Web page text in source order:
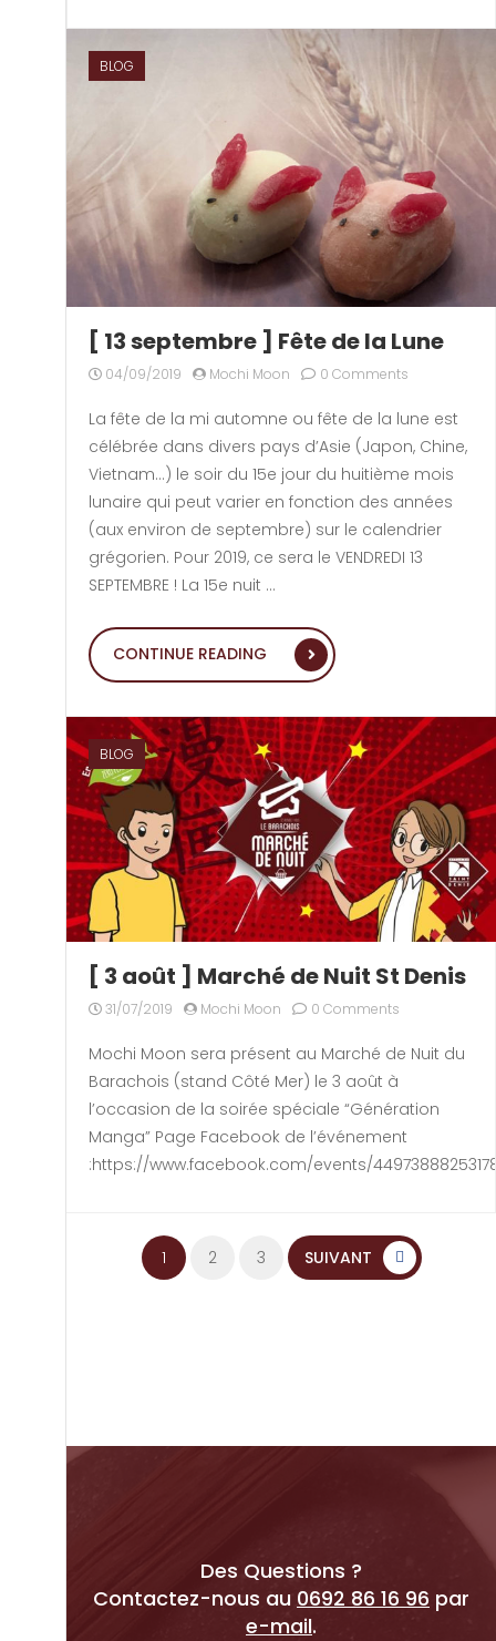
BLOG
[ 13 septembre ] Fête de la Lune
04/09/2019 Mochi Moon 0 Comments
La fête de la mi automne ou fête de la lune est
célébrée dans divers pays d’Asie (Japon, Chine,
Vietnam…) le soir du 15e jour du huitième mois
lunaire qui peut varier en fonction des années
(aux environ de septembre) sur le calendrier
grégorien. Pour 2019, ce sera le VENDREDI 13
SEPTEMBRE ! La 15e nuit …
CONTINUE READING “[ 13 SEPTEMBRE ]
BLOG
[ 3 août ] Marché de Nuit St Denis
31/07/2019 Mochi Moon 0 Comments
Mochi Moon sera présent au Marché de Nuit du
Barachois (stand Côté Mer) le 3 août à
l’occasion de la soirée spéciale “Génération
Manga” Page Facebook de l’événement
:https://www.facebook.com/events/
Navigation des
1 2 3 SUIVANT
Des Questions ?
Contactez-nous au 0692 86 16 96 par
e-mail.